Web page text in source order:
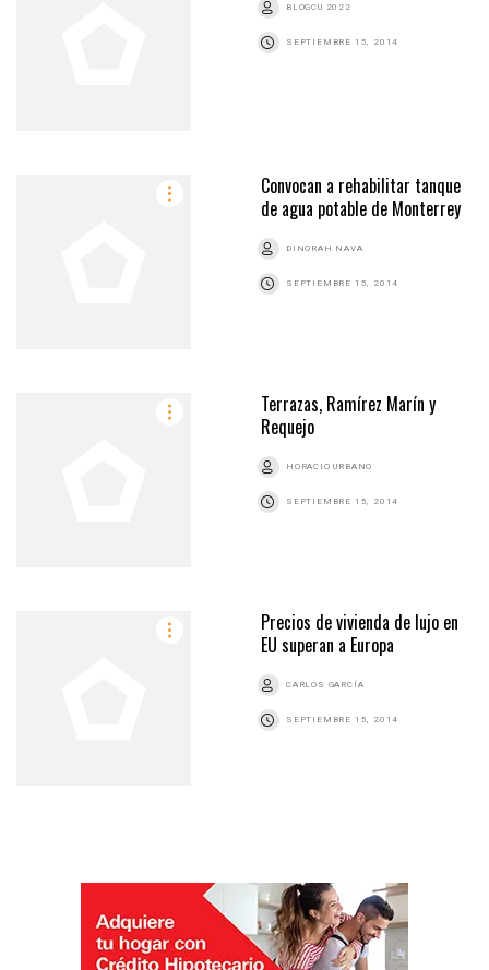
BLOGCU 2022
SEPTIEMBRE 15, 2014
Convocan a rehabilitar tanque
de agua potable de Monterrey
DINORAH NAVA
SEPTIEMBRE 15, 2014
Terrazas, Ramírez Marín y
Requejo
HORACIO URBANO
SEPTIEMBRE 15, 2014
Precios de vivienda de lujo en
EU superan a Europa
CARLOS GARCÍA
SEPTIEMBRE 15, 2014